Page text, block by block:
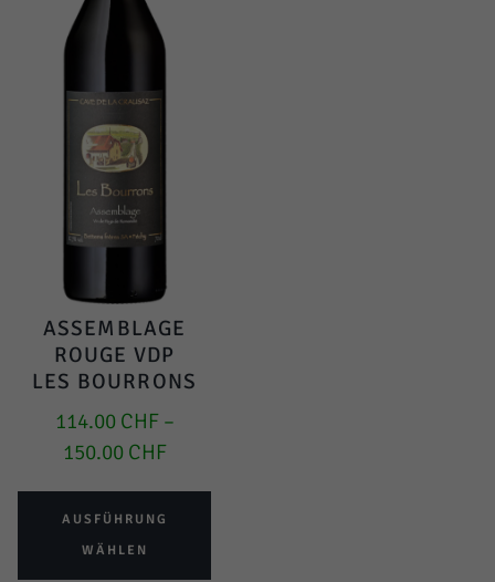
ASSEMBLAGE
ROUGE VDP
LES BOURRONS
114.00 CHF –
150.00 CHF
AUSFÜHRUNG
WÄHLEN